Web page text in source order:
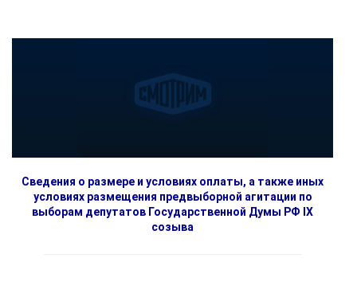
Сведения о размере и условиях оплаты, а также иных
условиях размещения предвыборной агитации по
выборам депутатов Государственной Думы РФ IX
созыва